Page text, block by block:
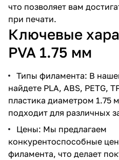
что позволяет вам
при печати.
Ключевые
PVA 1.75 мм
Типы филамента: В
найдете PLA, ABS, PETG,
пластика диаметром 1.75
подходит для различных
Цены: Мы предлагаем
конкурентоспособные
филамента, что делает